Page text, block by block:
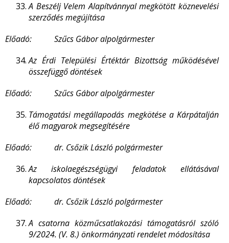
A Beszélj Velem Alapítvánnyal megkötött köznevelési
szerződés megújítása
Előadó: Szűcs Gábor alpolgármester
Az Érdi Települési Értéktár Bizottság működésével
összefüggő döntések
Előadó: Szűcs Gábor alpolgármester
Támogatási megállapodás megkötése a Kárpátalján
élő magyarok megsegítésére
Előadó: dr. Csőzik László polgármester
Az iskolaegészségügyi feladatok ellátásával
kapcsolatos döntések
Előadó: dr. Csőzik László polgármester
A csatorna közműcsatlakozási támogatásról szóló
9/2024. (V. 8.) önkormányzati rendelet módosítása